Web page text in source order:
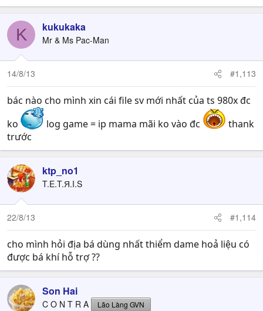
K kukukaka
Mr & Ms Pac-Man
14/8/13 #1,113
bác nào cho mình xin cái file sv mới nhất của ts 980x đc
ko
log game = ip mama mãi ko vào đc
thank
trước
ktp_no1
T.E.T.Я.I.S
22/8/13 #1,114
cho mình hỏi địa bá dùng nhất thiểm dame hoả liệu có
được bá khí hỗ trợ ??
Son Hai
C O N T R A Lão Làng GVN